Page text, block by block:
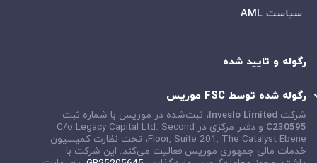
سیاست AML
رگوله و تایید شده
رگوله شده توسط FSC موریس
شرکت Inveslo Limited، ثبت‌شده در موریس با شماره ثبت
C230595 و دفتر مرکزی در C/o Legacy Capital Ltd. Second
Floor, Suite 201, The Catalyst Ebene، تحت نظارت کمیسیون
خدمات مالی جمهوری موریس فعالیت می‌کند. این شرکت با